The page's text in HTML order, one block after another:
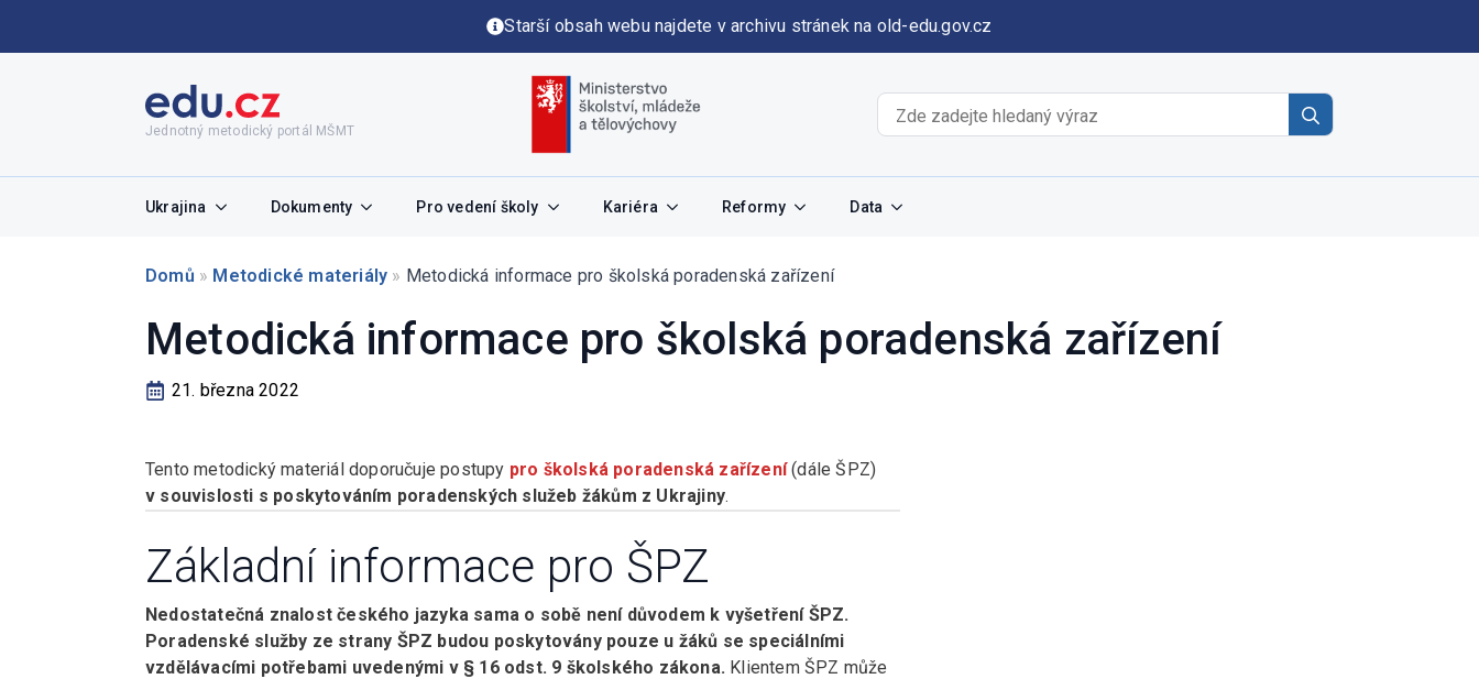
Starší obsah webu najdete v archivu stránek na old-edu.gov.cz
Jednotný metodický portál MŠMT
Search
for:
Ukrajina Dokumenty Pro vedení školy Kariéra Reformy Data
Domů » Metodické materiály » Metodická informace pro školská poradenská zařízení
Metodická informace pro školská poradenská zařízení
21. března 2022
Tento metodický materiál doporučuje postupy pro školská poradenská zařízení(dále ŠPZ)
v souvislosti s poskytováním poradenských služeb žákům z Ukrajiny.
Základní informace pro ŠPZ
Nedostatečná znalost českého jazyka sama o sobě není důvodem k vyšetření ŠPZ.
Poradenské služby ze strany ŠPZ budou poskytovány pouze u žáků se speciálními
vzdělávacími potřebami uvedenými v § 16 odst. 9 školského zákona. Klientem ŠPZ může